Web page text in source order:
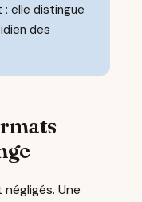
: elle distingue
des
Une